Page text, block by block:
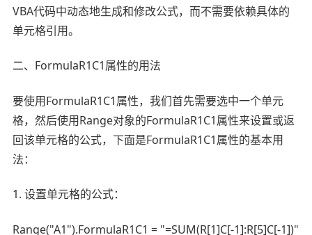
VBA代码中动态地生成和修改公式，而不需要依赖具体的
单元格引用。
二、FormulaR1C1属性的用法
要使用FormulaR1C1属性，我们首先需要选中一个单元
格，然后使用Range对象的FormulaR1C1属性来设置或返
回该单元格的公式，下面是FormulaR1C1属性的基本用
法：
1. 设置单元格的公式：
Range("A1").FormulaR1C1 = "=SUM(R[1]C[-1]:R[5]C[-1])"